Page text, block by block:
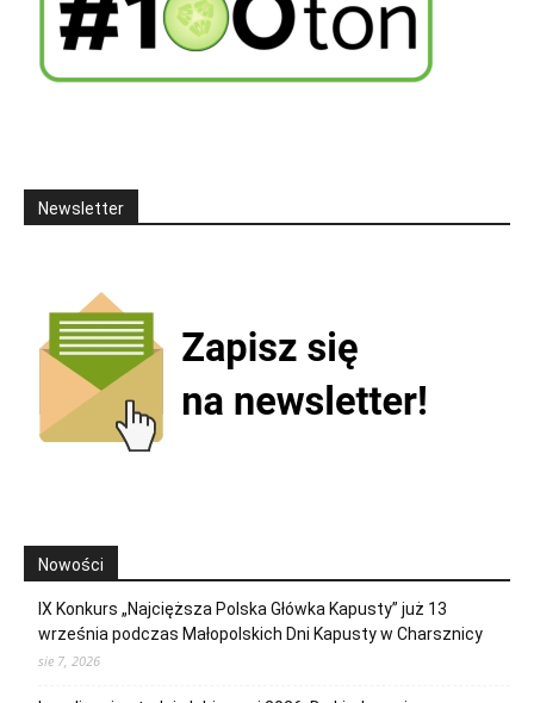
Newsletter
Nowości
IX Konkurs „Najcięższa Polska Główka Kapusty” już 13
września podczas Małopolskich Dni Kapusty w Charsznicy
sie 7, 2026